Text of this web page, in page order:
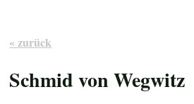
« zurück
Schmid von Wegwitz